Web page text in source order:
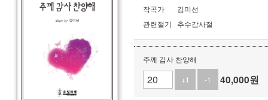
작곡가
김미선
관련절기
추수감사절
주께 감사 찬양해
+1
-1 40,000원